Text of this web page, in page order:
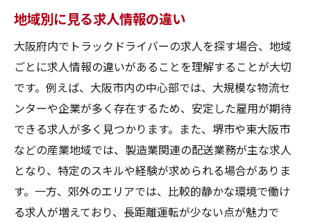
地域別に見る求人情報の違い
大阪府内でトラックドライバーの求人を探す場合、地域
ごとに求人情報の違いがあることを理解することが大切
です。例えば、大阪市内の中心部では、大規模な物流セ
ンターや企業が多く存在するため、安定した雇用が期待
できる求人が多く見つかります。また、堺市や東大阪市
などの産業地域では、製造業関連の配送業務が主な求人
となり、特定のスキルや経験が求められる場合がありま
す。一方、郊外のエリアでは、比較的静かな環境で働け
る求人が増えており、長距離運転が少ない点が魅力で